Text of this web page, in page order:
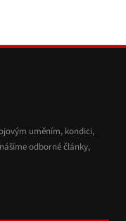
uměním, kondici,
odborné články,